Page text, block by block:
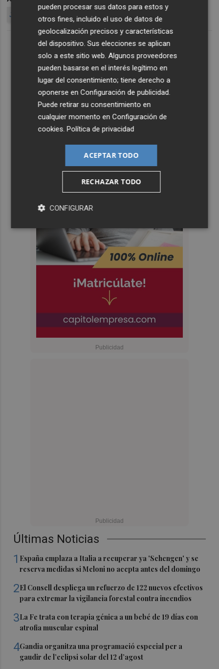
Últimas Noticias
1 España emplaza a Italia a recuperar ya 'Schengen' y se
reserva medidas si Meloni no acepta antes del domingo
2El Consell despliega un refuerzo de 122 nuevos efectivos
para extremar la vigilancia forestal contra incendios
3La Fe trata con terapia génica a un bebé de 19 días con
atrofia muscular espinal
4Gandia organitza una programació especial per a
gaudir de l’eclipsi solar del 12 d’agost
JE SUIS CHARLIE OAMI
pueden procesar sus datos para estos y
otros fines, incluido el uso de datos de
geolocalización precisos y características
del dispositivo. Sus elecciones se aplican
solo a este sitio web. Algunos proveedores
pueden basarse en el interés legítimo en
lugar del consentimiento; tiene derecho a
oponerse enConfiguración de publicidad.
Puede retirar su consentimiento en
cualquier momento enConfiguración de
cookies.Política de privacidad
ACEPTAR TODO
RECHAZAR TODO
CONFIGURAR